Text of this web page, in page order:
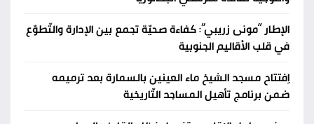
الإطار “مونى زريبي”: كفاءة صحيّة تجمع بين الإدارة والتّطوّع
في قلب الأقاليم الجنوبية
اِفتتاح مسجد الشيخ ماء العينين بالسمارة بعد ترميمه
ضمن برنامج تأهيل المساجد التّاريخية